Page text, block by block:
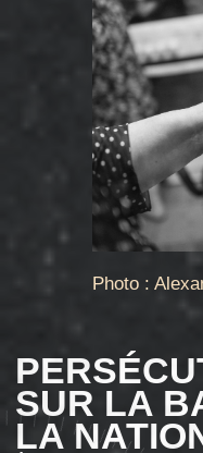
Géorgiens: restaurants,
casinos, magasins.
été fermés pour
fermé eux-mêmes leurs
exemple, le propriétaire
géorgiens de Moscou
a
de travailler parce qu’il ne
hommes masqués fassent
établissement au milieu
ses invités face contre
contrôler la maison
les livres de Boris
de souche dont le vrai
Tchkhartichvili. L'écrivain a
cette campagne d'"
En Russie, il est devenu
Les persécutions ont
enfants. La police de
portant des noms de
demandéaux directeurs
arrivait que des enfants
désobéissent aux
avec d’autres enfants et
comportements